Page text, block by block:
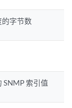
字节数
SNMP 索引值